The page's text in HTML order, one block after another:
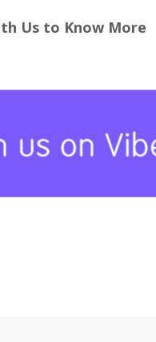
Us to Know More